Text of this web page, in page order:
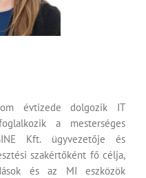
évtizede dolgozik IT
a mesterséges
Kft. ügyvezetője és
szakértőként fő célja,
és az MI eszközök